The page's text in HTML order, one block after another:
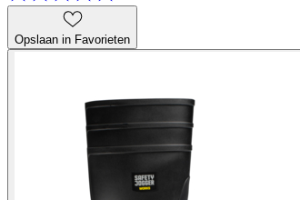
Opslaan in Favorieten